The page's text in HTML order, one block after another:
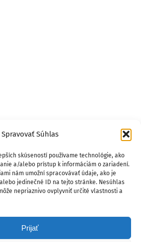
Spravovať Súhlas
skúseností používame technológie, ako
a/alebo prístup k informáciám o zariadení.
nám umožní spracovávať údaje, ako je
jedinečné ID na tejto stránke. Nesúhlas
nepriaznivo ovplyvniť určité vlastnosti a
Prijať